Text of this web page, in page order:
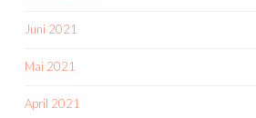
Juni 2021
Mai 2021
April 2021